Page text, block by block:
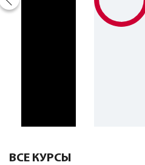
ВСЕ КУРСЫ